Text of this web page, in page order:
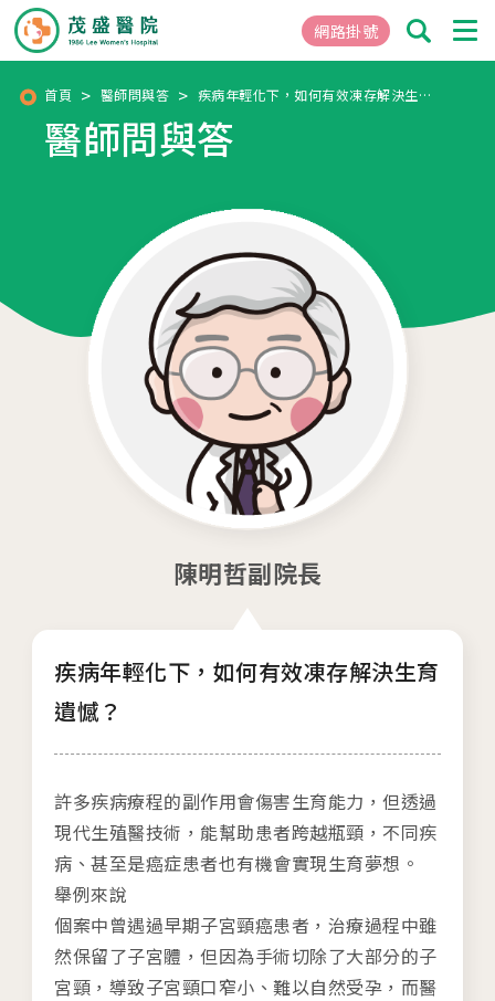
網路掛號
01 關於茂盛
茂盛院長
年度大事紀
醫院環境與設備
醫療團隊
就醫指南
生殖醫學專科
診療科目
06
07 衛教資訊
首頁 醫師問與答 疾病年輕化下，如何有效凍存解決生育遺憾？
醫師問與答
陳明哲副院長
疾病年輕化下，如何有效凍存解決生育
遺憾？
許多疾病療程的副作用會傷害生育能力，但透過
現代生殖醫技術，能幫助患者跨越瓶頸，不同疾
病、甚至是癌症患者也有機會實現生育夢想。
舉例來說
個案中曾遇過早期子宮頸癌患者，治療過程中雖
然保留了子宮體，但因為手術切除了大部分的子
宮頸，導致子宮頸口窄小、難以自然受孕，而醫